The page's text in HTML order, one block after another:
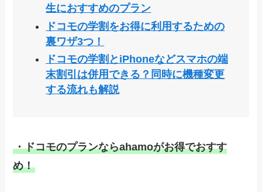
生におすすめのプラン
ドコモの学割をお得に利用するための
裏ワザ3つ！
ドコモの学割とiPhoneなどスマホの端
末割引は併用できる？同時に機種変更
する流れも解説
・ドコモのプランならahamoがお得でおすす
め！